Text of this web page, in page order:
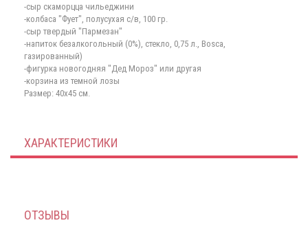
-сыр скаморцца чильеджини
-колбаса "Фует", полусухая с/в, 100 гр.
-сыр твердый "Пармезан"
-напиток безалкогольный (0%), стекло, 0,75 л., Bosca,
газированный)
-фигурка новогодняя "Дед Мороз" или другая
-корзина из темной лозы
Размер: 40х45 см.
ХАРАКТЕРИСТИКИ
ОТЗЫВЫ